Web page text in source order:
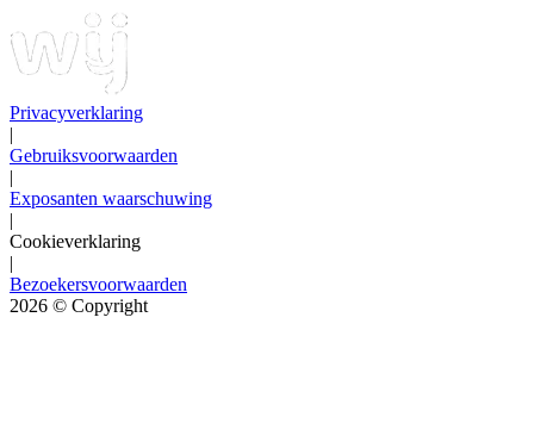
Privacyverklaring
|
Gebruiksvoorwaarden
|
Exposanten waarschuwing
|
Cookieverklaring
|
Bezoekersvoorwaarden
2026 © Copyright